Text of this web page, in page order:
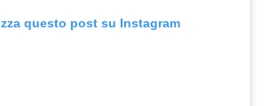
questo post su Instagram